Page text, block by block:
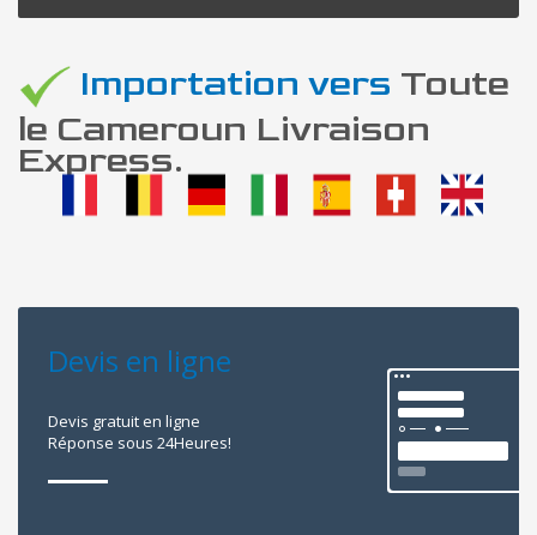
Importation vers Toute
le Cameroun Livraison
Express.
Devis en ligne
Devis gratuit en ligne
Réponse sous 24Heures!